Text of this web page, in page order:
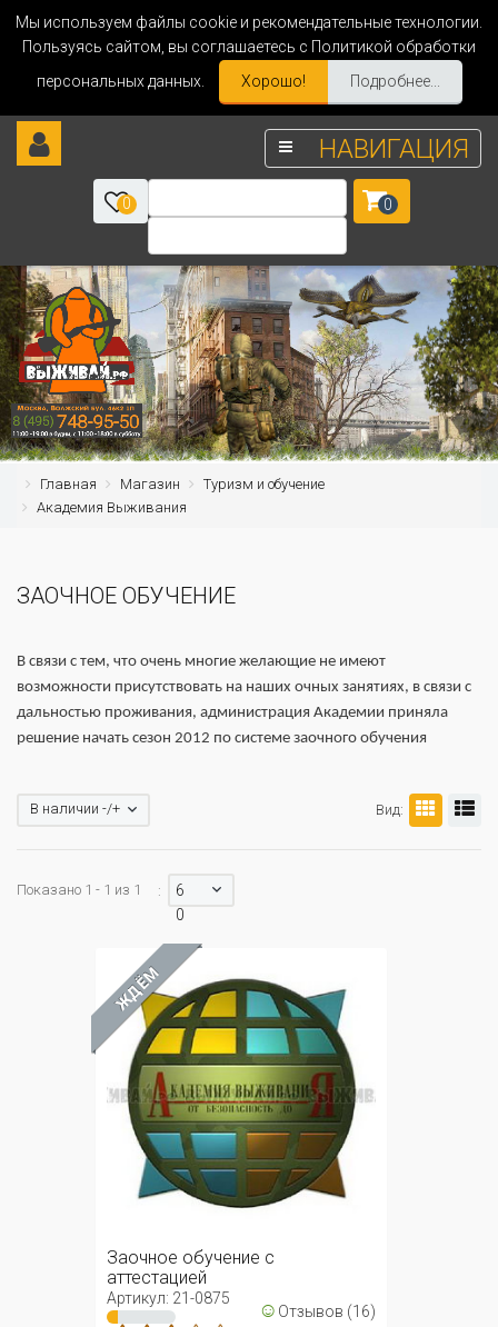
Мы используем файлы cookie и рекомендательные технологии.
Пользуясь сайтом, вы соглашаетесь с Политикой обработки
персональных данных.
Хорошо! Подробнее...
НАВИГАЦИЯ
0 0
Главная Магазин
Туризм и обучение
Академия Выживания
ЗАОЧНОЕ ОБУЧЕНИЕ
В связи с тем, что очень многие желающие не имеют
возможности присутствовать на наших очных занятиях, в связи с
дальностью проживания, администрация Академии приняла
решение начать сезон 2012 по системе заочного обучения
Вид:
В наличии -/+
Показано 1 - 1 из 1 :
6
0
ЖДЁМ
Заочное обучение с
аттестацией
Артикул: 21-0875 ☺ Отзывов (16)